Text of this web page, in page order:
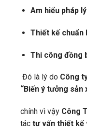
Am hiểu pháp
Thiết kế chuẩn
Thi công đồng
Đó là lý do Công
“Biến ý tưởng sản
chính vì vậy Công
tác tư vấn thiết kế